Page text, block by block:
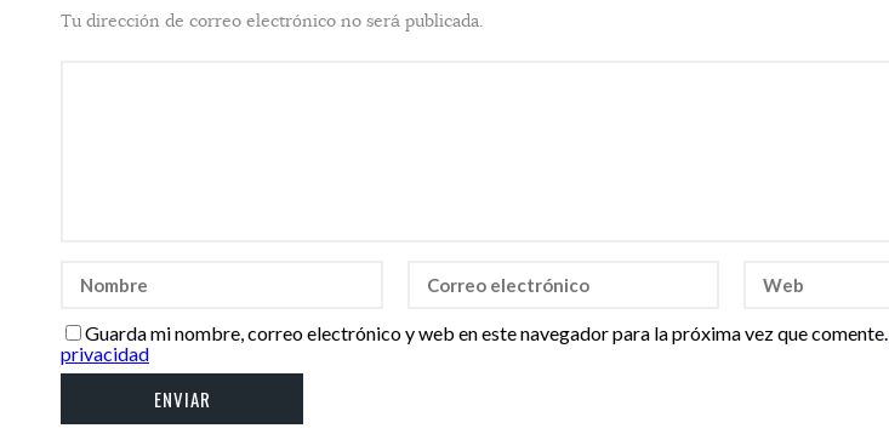
Tu dirección de correo electrónico no será publicada.
Guarda mi nombre, correo electrónico y web en este navegador para la próxima vez que comente.
privacidad